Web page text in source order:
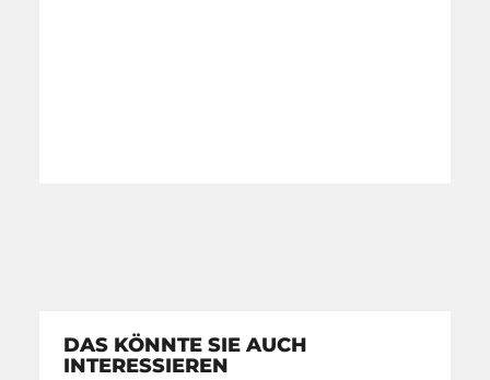
DAS KÖNNTE SIE AUCH
INTERESSIEREN